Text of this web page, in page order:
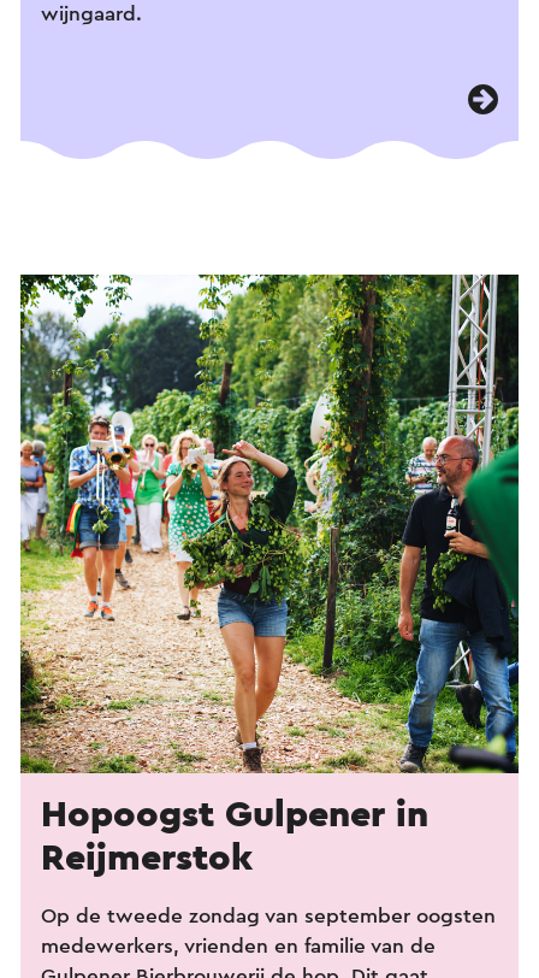
wijngaard.
Hopoogst Gulpener in
Reijmerstok
Op de tweede zondag van september oogsten
medewerkers, vrienden en familie van de